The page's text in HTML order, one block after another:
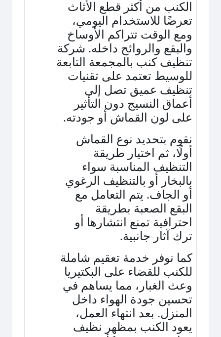
الكنب من أكثر قطع الأثاث
تعرضًا للاستخدام اليومي،
ومع الوقت تتراكم الأوساخ
والبقع والروائح داخله. شركة
تنظيف كنب بالمجمعة التابعة
للوسيط تعتمد على تقنيات
تنظيف عميق تصل إلى
أعماق النسيج دون التأثير
على لون القماش أو جودته.
نقوم بتحديد نوع القماش
أولًا، ثم اختيار طريقة
التنظيف المناسبة سواء
بالبخار أو بالتنظيف الرغوي
أو الجاف. يتم التعامل مع
البقع الصعبة بطريقة
احترافية تمنع انتشارها أو
ترك آثار جانبية.
كما نوفر خدمة تعقيم شاملة
للكنب للقضاء على البكتيريا
وعث الغبار، مما يساهم في
تحسين جودة الهواء داخل
المنزل. بعد انتهاء العمل،
يعود الكنب بمظهر نظيف